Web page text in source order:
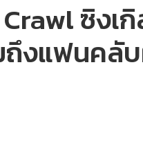
ซิงเ
ถึงแฟนคลั